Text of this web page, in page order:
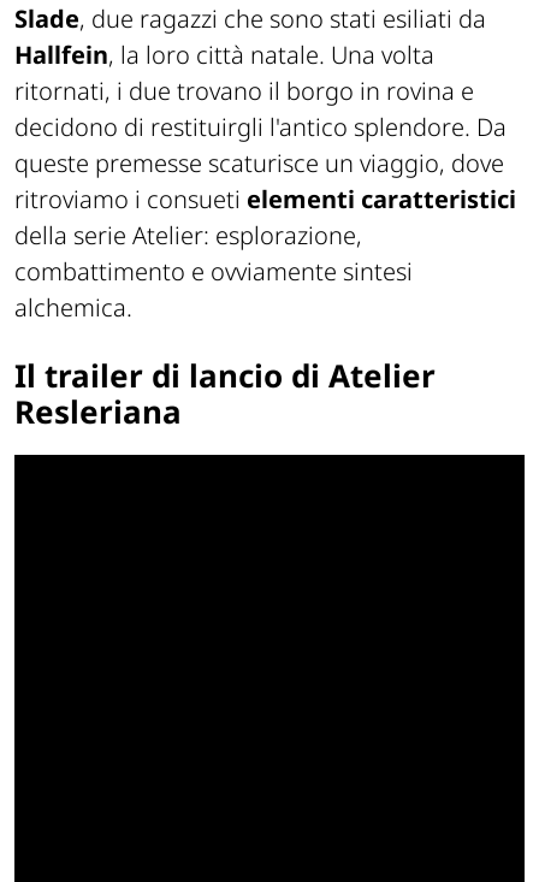
Slade, due ragazzi che sono stati esiliati da
Hallfein, la loro città natale. Una volta
ritornati, i due trovano il borgo in rovina e
decidono di restituirgli l'antico splendore. Da
queste premesse scaturisce un viaggio, dove
ritroviamo i consueti elementi caratteristici
della serie Atelier: esplorazione,
combattimento e ovviamente sintesi
alchemica.
Il trailer di lancio di Atelier
Resleriana